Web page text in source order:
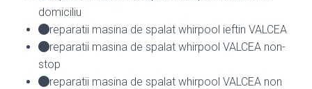
domiciliu
reparatii masina de spalat whirpool ieftin VALCEA
reparatii masina de spalat whirpool VALCEA non-
stop
reparatii masina de spalat whirpool VALCEA non